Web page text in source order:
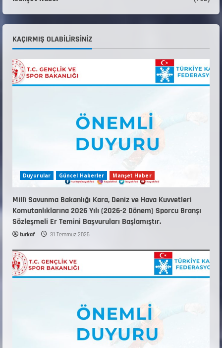
3
Belirlendi
KAYAKLI KOŞU VE BİATHLON 3.KADEME
KAÇIRMIŞ OLABILIRSINIZ
Duyurular Güncel Haberler Manşet Haber
Millî Savunma Bakanlığı Kara, Deniz ve Hava Kuvvetleri
Komutanlıklarına 2026 Yılı (2026-2 Dönem) Sporcu Branşı
Sözleşmeli Er Temini Başvuruları Başlamıştır.
turkaf 31 Temmuz 2026